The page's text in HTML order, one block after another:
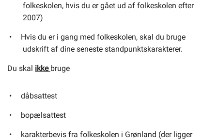
folkeskolen, hvis du er gået ud af folkeskolen efter
2007)
Hvis du er i gang med folkeskolen, skal du bruge
udskrift af dine seneste standpunktskarakterer.
Du skal ikke bruge
dåbsattest
bopælsattest
karakterbevis fra folkeskolen i Grønland (der ligger